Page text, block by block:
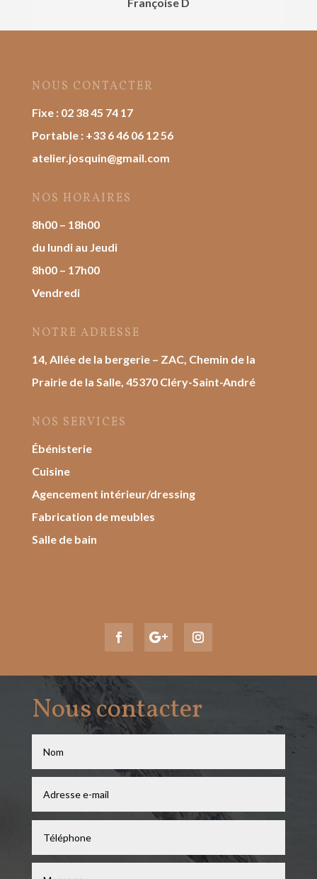
Françoise D
NOUS CONTACTER
Fixe : 02 38 45 74 17
Portable : +33 6 46 06 12 56
atelier.josquin@gmail.com
NOS HORAIRES
8h00 – 18h00
du lundi au Jeudi
8h00 – 17h00
Vendredi
NOTRE ADRESSE
14, Allée de la bergerie – ZAC, Chemin de la
Prairie de la Salle, 45370 Cléry-Saint-André
NOS SERVICES
Ébénisterie
Cuisine
Agencement intérieur/dressing
Fabrication de meubles
Salle de bain
Nous contacter